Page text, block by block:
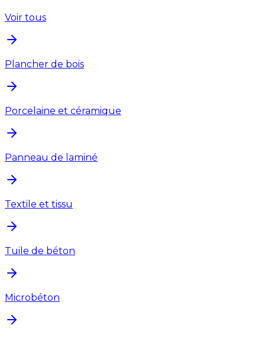
Voir tous
Plancher de bois
Porcelaine et céramique
Panneau de laminé
Textile et tissu
Tuile de béton
Microbéton